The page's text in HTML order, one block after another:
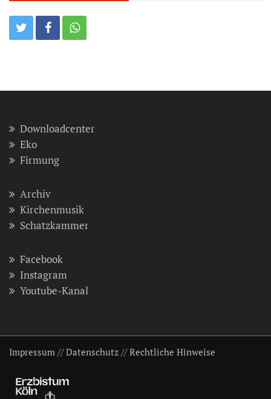
Downloadcenter
Eko
Firmung
Archiv
Kirchenmusik
Schatzkammer
Facebook
Instagram
Youtube-Kanal
Impressum //Datenschutz //Rechtliche Hinweise